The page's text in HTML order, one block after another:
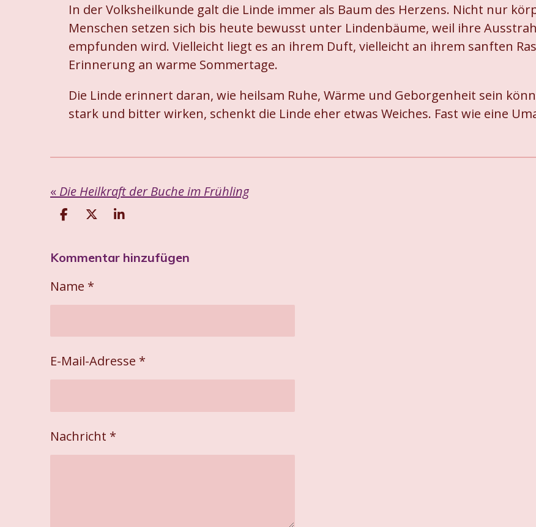
In der Volksheilkunde galt die Linde immer als Baum des Herzens. Nicht nur
Menschen setzen sich bis heute bewusst unter Lindenbäume, weil ihre
empfunden wird. Vielleicht liegt es an ihrem Duft, vielleicht an ihrem sanften
Erinnerung an warme Sommertage.
Die Linde erinnert daran, wie heilsam Ruhe, Wärme und Geborgenheit sein
stark und bitter wirken, schenkt die Linde eher etwas Weiches. Fast wie eine
« Die Heilkraft der Buche im Frühling
T
l
n
T
l
n
T
l
Kommentar hinzufügen
Name *
E-Mail-Adresse *
Nachricht *